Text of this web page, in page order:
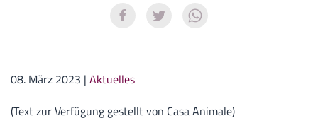
08. März 2023 | Aktuelles
(Text zur Verfügung gestellt von Casa Animale)